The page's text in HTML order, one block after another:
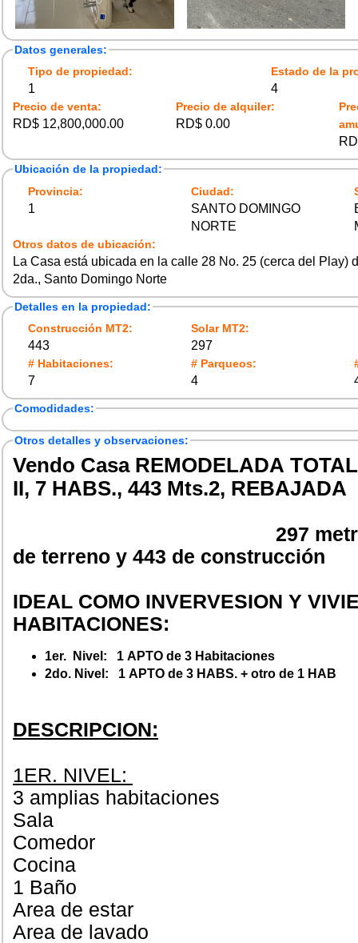
Datos generales:
Tipo de propiedad:
1
Estado de la
4
Precio de venta:
RD$ 12,800,000.00
Precio de alquiler:
RD$ 0.00
Ubicación de la propiedad:
Provincia:
1
Ciudad:
SANTO DOMINGO
NORTE
Otros datos de ubicación:
La Casa está ubicada en la calle 28 No. 25 (cerca del Play)
2da., Santo Domingo Norte
Detalles en la propiedad:
Construcción MT2:
443
Solar MT2:
297
# Habitaciones:
7
# Parqueos:
4
Comodidades:
Otros detalles y observaciones:
Vendo Casa REMODELADA
II, 7 HABS., 443 Mts.2, REBAJADA
297 metros
de terreno y 443 de construcción
IDEAL COMO INVERVESION Y
HABITACIONES:
1er. Nivel: 1 APTO de 3 Habitaciones
2do. Nivel: 1 APTO de 3 HABS. + otro de 1 HAB
DESCRIPCION:
1ER. NIVEL:
3 amplias habitaciones
Sala
Comedor
Cocina
1 Baño
Area de estar
Area de lavado